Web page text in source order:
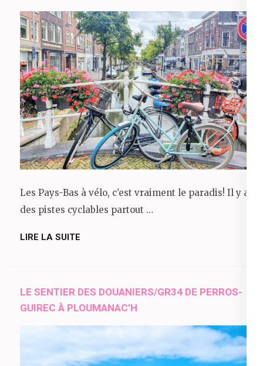
Les Pays-Bas à vélo, c’est vraiment le paradis! Il y a
des pistes cyclables partout …
LIRE LA SUITE
LE SENTIER DES DOUANIERS/GR34 DE PERROS-
GUIREC À PLOUMANAC’H